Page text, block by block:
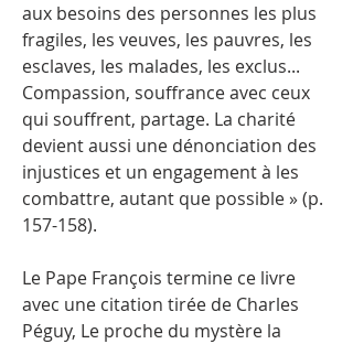
aux besoins des personnes les plus
fragiles, les veuves, les pauvres, les
esclaves, les malades, les exclus...
Compassion, souffrance avec ceux
qui souffrent, partage. La charité
devient aussi une dénonciation des
injustices et un engagement à les
combattre, autant que possible » (p.
157-158).
Le Pape François termine ce livre
avec une citation tirée de Charles
Péguy, Le proche du mystère la